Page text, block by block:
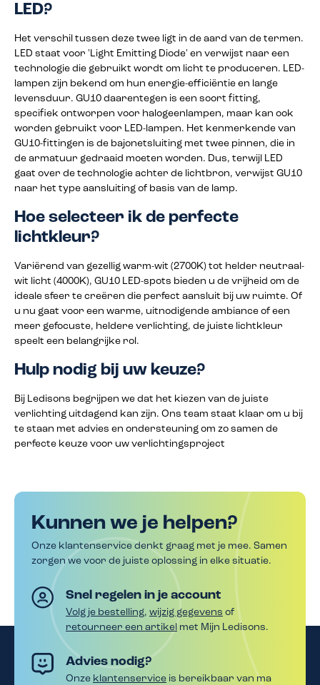
LED?
Het verschil tussen deze twee ligt in de aard van de termen.
LED staat voor 'Light Emitting Diode' en verwijst naar een
technologie die gebruikt wordt om licht te produceren. LED-
lampen zijn bekend om hun energie-efficiëntie en lange
levensduur. GU10 daarentegen is een soort fitting,
specifiek ontworpen voor halogeenlampen, maar kan ook
worden gebruikt voor LED-lampen. Het kenmerkende van
GU10-fittingen is de bajonetsluiting met twee pinnen, die in
de armatuur gedraaid moeten worden. Dus, terwijl LED
gaat over de technologie achter de lichtbron, verwijst GU10
naar het type aansluiting of basis van de lamp.
Hoe selecteer ik de perfecte
lichtkleur?
Variërend van gezellig warm-wit (2700K) tot helder neutraal-
wit licht (4000K), GU10 LED-spots bieden u de vrijheid om de
ideale sfeer te creëren die perfect aansluit bij uw ruimte. Of
u nu gaat voor een warme, uitnodigende ambiance of een
meer gefocuste, heldere verlichting, de juiste lichtkleur
speelt een belangrijke rol.
Hulp nodig bij uw keuze?
Bij Ledisons begrijpen we dat het kiezen van de juiste
verlichting uitdagend kan zijn. Ons team staat klaar om u bij
te staan met advies en ondersteuning om zo samen de
perfecte keuze voor uw verlichtingsproject
Kunnen we je helpen?
Onze klantenservice denkt graag met je mee. Samen
zorgen we voor de juiste oplossing in elke situatie.
Snel regelen in je account
Volg je bestelling, wijzig gegevens of
retourneer een artikel met Mijn Ledisons.
Advies nodig?
Onze klantenservice is bereikbaar van ma